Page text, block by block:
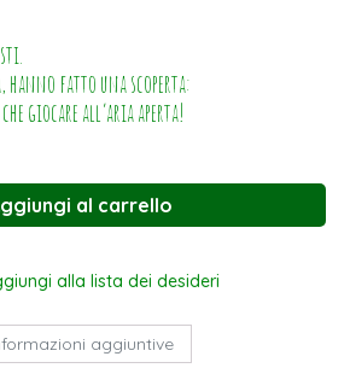
fatto una scoperta:
che giocare all’aria aperta!
al carrello
alla lista dei desideri
aggiuntive